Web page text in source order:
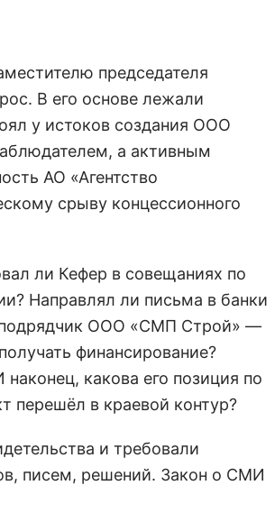
председателя
В его основе лежали
у истоков создания ООО
а активным
АО «Агентство
срыву концессионного
ли Кефер в совещаниях по
Направлял ли письма в банки
подрядчик ООО «СМП Строй» —
финансирование?
какова его позиция по
перешёл в краевой контур?
и требовали
писем, решений. Закон о СМИ